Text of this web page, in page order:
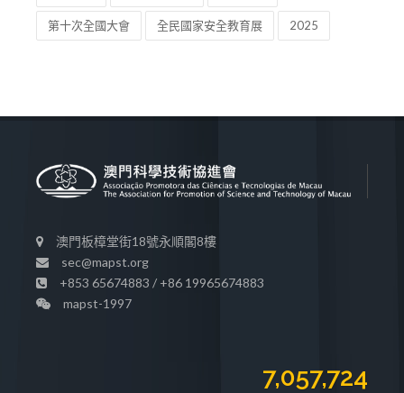
第十次全國大會 全民國家安全教育展 2025
澳門板樟堂街18號永順閣8樓
sec@mapst.org
+853 65674883 / +86 19965674883
mapst-1997
7,057,724